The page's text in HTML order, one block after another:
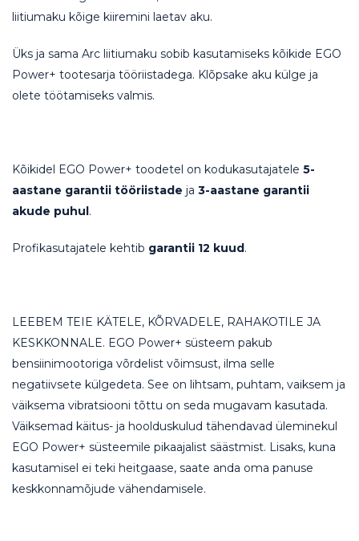
liitiumaku kõige kiiremini laetav aku.
Üks ja sama Arc liitiumaku sobib kasutamiseks kõikide EGO
Power+ tootesarja tööriistadega. Klõpsake aku külge ja
olete töötamiseks valmis.
Kõikidel EGO Power+ toodetel on kodukasutajatele 5-
aastane garantii tööriistade ja 3-aastane garantii
akude puhul.
Profikasutajatele kehtib garantii 12 kuud.
LEEBEM TEIE KÄTELE, KÕRVADELE, RAHAKOTILE JA
KESKKONNALE. EGO Power+ süsteem pakub
bensiinimootoriga võrdelist võimsust, ilma selle
negatiivsete külgedeta. See on lihtsam, puhtam, vaiksem ja
väiksema vibratsiooni tõttu on seda mugavam kasutada.
Väiksemad käitus- ja hoolduskulud tähendavad üleminekul
EGO Power+ süsteemile pikaajalist säästmist. Lisaks, kuna
kasutamisel ei teki heitgaase, saate anda oma panuse
keskkonnamõjude vähendamisele.